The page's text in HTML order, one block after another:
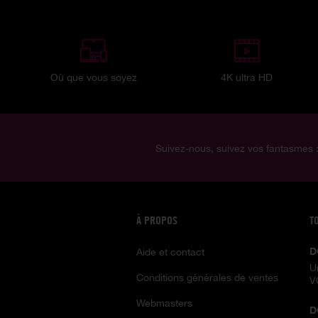
Où que vous soyez 4K ultra HD
Suivez-nous, suivez vos fantasmes :
À PROPOS
Aide et contact
Conditions générales de ventes
Webmasters